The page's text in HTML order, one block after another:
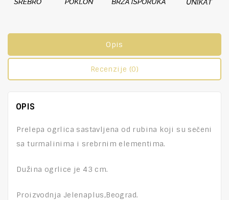
Opis
Recenzije (0)
OPIS
Prelepa ogrlica sastavljena od rubina koji su sečeni
sa turmalinima i srebrnim elementima.
Dužina ogrlice je 43 cm.
Proizvodnja Jelenaplus,Beograd.